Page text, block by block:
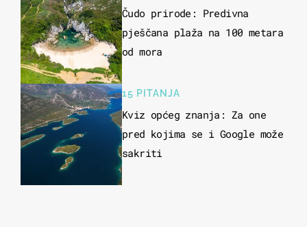
Čudo prirode: Predivna
pješčana plaža na 100 metara
od mora
15 PITANJA
Kviz općeg znanja: Za one
pred kojima se i Google može
sakriti